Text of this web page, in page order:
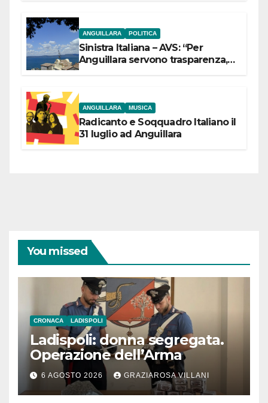
ANGUILLARA POLITICA
Sinistra Italiana – AVS: “Per
Anguillara servono trasparenza,
ANGUILLARA MUSICA
Radicanto e Soqquadro Italiano il
31 luglio ad Anguillara
You missed
CRONACA LADISPOLI
Ladispoli: donna segregata.
Operazione dell’Arma
6 AGOSTO 2026 GRAZIAROSA VILLANI